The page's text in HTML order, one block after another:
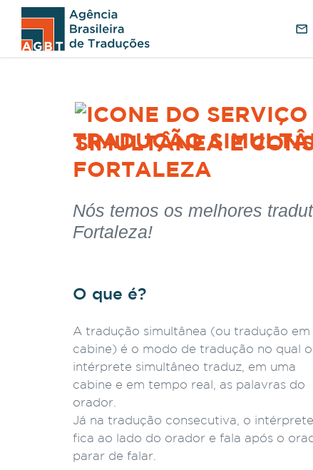
TRADUÇÃO
FORTALEZA
Nós temos os melhores
Fortaleza!
O que é?
A tradução simultânea (ou tradução em
cabine) é o modo de tradução no qual o
intérprete simultâneo traduz, em uma
cabine e em tempo real, as palavras do
orador.
Já na tradução consecutiva, o intérprete
fica ao lado do orador e fala após o
parar de falar.